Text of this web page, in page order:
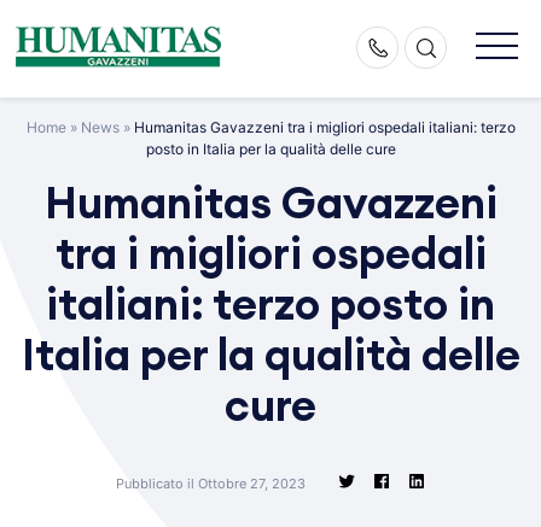
content
Home» News» Humanitas Gavazzeni tra i migliori ospedali italiani: terzo
posto in Italia per la qualità delle cure
Humanitas Gavazzeni
tra i migliori ospedali
italiani: terzo posto in
Italia per la qualità delle
cure
Pubblicato il Ottobre 27, 2023